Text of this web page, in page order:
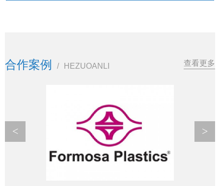
合作案例 / HEZUOANLI 查看更多
< >